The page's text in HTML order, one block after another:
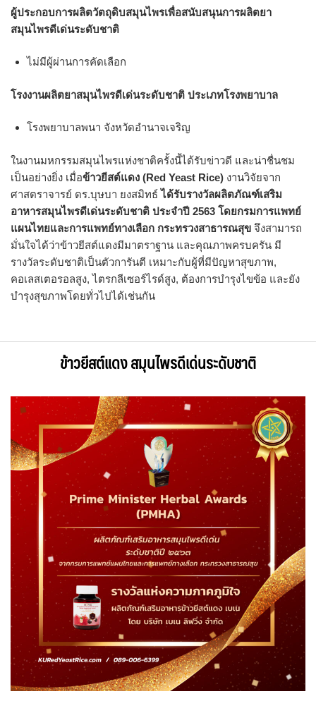
ผู้ประกอบการผลิตวัตถุดิบสมุนไพรเพื่อสนับสนุนการผลิตยา
สมุนไพรดีเด่นระดับชาติ
ไม่มีผู้ผ่านการคัดเลือก
โรงงานผลิตยาสมุนไพรดีเด่นระดับชาติ ประเภทโรงพยาบาล
โรงพยาบาลพนา จังหวัดอํานาจเจริญ
ในงานมหกรรมสมุนไพรแห่งชาติครั้งนี้ได้รับข่าวดี และน่าชื่นชม
เป็นอย่างยิ่ง เมื่อข้าวยีสต์แดง (Red Yeast Rice) งานวิจัยจาก
ศาสตราจารย์ ดร.บุษบา ยงสมิทธ์ได้รับรางวัลผลิตภัณฑ์เสริม
อาหารสมุนไพรดีเด่นระดับชาติ ประจำปี 2563 โดยกรมการแพทย์
แผนไทยและการแพทย์ทางเลือก กระทรวงสาธารณสุข จึงสามารถ
มั่นใจได้ว่าข้าวยีสต์แดงมีมาตราฐาน และคุณภาพครบครัน มี
รางวัลระดับชาติเป็นตัวการันตี เหมาะกับผู้ที่มีปัญหาสุขภาพ,
คอเลสเตอรอลสูง, ไตรกลีเซอร์ไรด์สูง, ต้องการบำรุงไขข้อ และยัง
บำรุงสุขภาพโดยทั่วไปได้เช่นกัน
ข้าวยีสต์แดง สมุนไพรดีเด่นระดับชาติ